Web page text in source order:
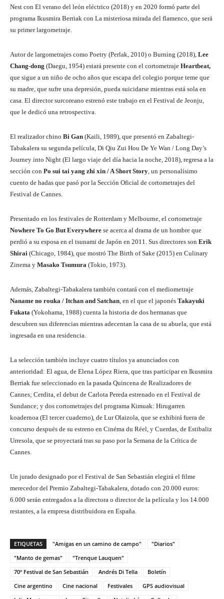
Nest con El verano del león eléctrico (2018) y en 2020 formó parte del
programa Ikusmira Berriak con La misteriosa mirada del flamenco, que será
su primer largometraje.
Autor de largometrajes como Poetry (Perlak, 2010) o Burning (2018), Lee
Chang-dong (Daegu, 1954) estará presente con el cortometraje Heartbeat,
que sigue a un niño de ocho años que escapa del colegio porque teme que
su madre, que sufre una depresión, pueda suicidarse mientras está sola en
casa. El director surcoreano estrenó este trabajo en el Festival de Jeonju,
que le dedicó una retrospectiva.
El realizador chino Bi Gan (Kaili, 1989), que presentó en Zabaltegi-
Tabakalera su segunda película, Di Qiu Zui Hou De Ye Wan / Long Day’s
Journey into Night (El largo viaje del día hacia la noche, 2018), regresa a la
sección con Po sui tai yang zhi xin / A Short Story, un personalísimo
cuento de hadas que pasó por la Sección Oficial de cortometrajes del
Festival de Cannes.
Presentado en los festivales de Rotterdam y Melbourne, el cortometraje
Nowhere To Go But Everywhere se acerca al drama de un hombre que
perdió a su esposa en el tsunami de Japón en 2011. Sus directores son Erik
Shirai (Chicago, 1984), que mostró The Birth of Sake (2015) en Culinary
Zinema y Masako Tsumura (Tokio, 1973).
Además, Zabaltegi-Tabakalera también contará con el mediometraje
Naname no rouka / Itchan and Satchan, en el que el japonés Takayuki
Fukata (Yokohama, 1988) cuenta la historia de dos hermanas que
descubren sus diferencias mientras adecentan la casa de su abuela, que está
ingresada en una residencia.
La selección también incluye cuatro títulos ya anunciados con
anterioridad: El agua, de Elena López Riera, que tras participar en Ikusmira
Berriak fue seleccionado en la pasada Quincena de Realizadores de
Cannes; Cerdita, el debut de Carlota Pereda estrenado en el Festival de
Sundance; y dos cortometrajes del programa Kimuak: Hirugarren
koadernoa (El tercer cuaderno), de Lur Olaizola, que se exhibirá fuera de
concurso después de su estreno en Cinéma du Réel, y Cuerdas, de Estibaliz
Urresola, que se proyectará tras su paso por la Semana de la Crítica de
Cannes.
Un jurado designado por el Festival de San Sebastián elegirá el filme
merecedor del Premio Zabaltegi-Tabakalera, dotado con 20.000 euros:
6.000 serán entregados a la directora o director de la película y los 14.000
restantes, a la empresa distribuidora en España.
ETIQUETAS "Amigas en un camino de campo"
"Diarios"
"Manto de gemas"
"Trenque Lauquen"
70º Festival de San Sebastián
Andrés Di Tella
Boletín
Cine argentino
Cine nacional Festivales
GPS audiovisual